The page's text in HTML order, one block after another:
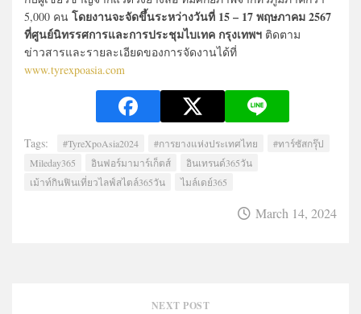
5,000 คน โดยงานจะจัดขึ้นระหว่างวันที่ 15 – 17 พฤษภาคม 2567
ที่ศูนย์นิทรรศการและการประชุมไบเทค กรุงเทพฯ ติดตาม
ข่าวสารและรายละเอียดของการจัดงานได้ที่
www.tyrexpoasia.com
Tags: #TyreXpoAsia2024 #การยางแห่งประเทศไทย
#ทาร์ซัสกรุ๊ป
Mileday365
อินฟอร์มามาร์เก็ตส์
อินเทรนด์365วัน
เม้าท์กินฟินเที่ยวไลฟ์สไตล์365วัน
ไมล์เดย์365
March 14, 2024
NEXT POST